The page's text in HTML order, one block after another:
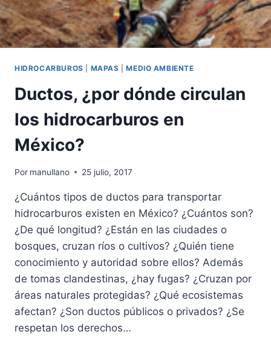
HIDROCARBUROS MAPAS |MEDIO AMBIENTE
Ductos, ¿por dónde circulan
los hidrocarburos en
México?
Por manullano 25 julio, 2017
¿Cuántos tipos de ductos para transportar
hidrocarburos existen en México? ¿Cuántos son?
¿De qué longitud? ¿Están en las ciudades o
bosques, cruzan ríos o cultivos? ¿Quién tiene
conocimiento y autoridad sobre ellos? Además
de tomas clandestinas, ¿hay fugas? ¿Cruzan por
áreas naturales protegidas? ¿Qué ecosistemas
afectan? ¿Son ductos públicos o privados? ¿Se
respetan los derechos…